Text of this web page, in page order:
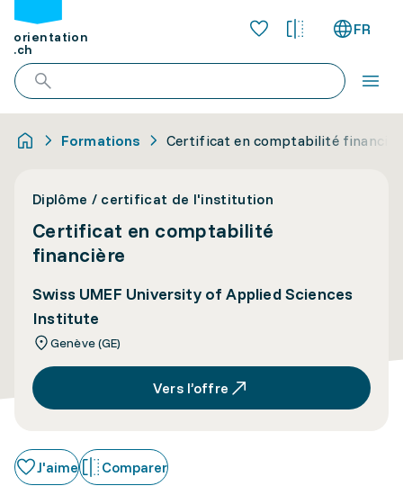
orientation
.ch
FR
Formations Certificat en comptabilité
Diplôme / certificat de l'institution
Certificat en comptabilité
financière
Swiss UMEF University of Applied Sciences
Institute
Genève (GE)
Vers l’offre
J'aime Comparer